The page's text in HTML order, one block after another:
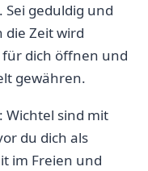
geduldig und
Zeit wird
dich öffnen und
gewähren.
sind mit
du dich als
im Freien und